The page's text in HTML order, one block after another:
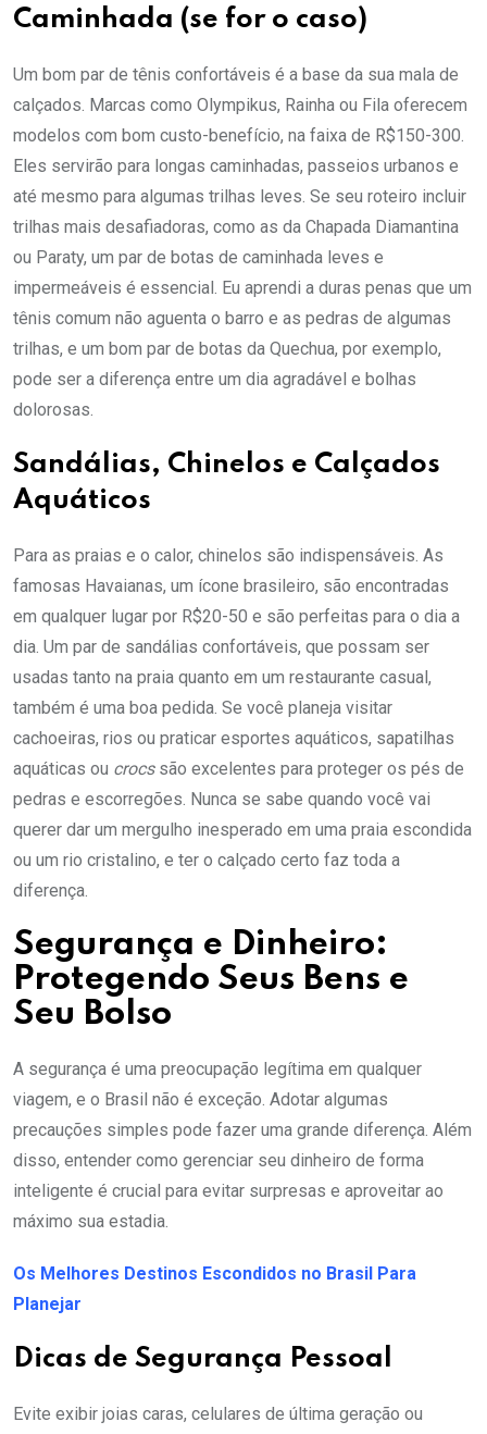
Caminhada (se for o caso)
Um bom par de tênis confortáveis é a base da sua mala de
calçados. Marcas como Olympikus, Rainha ou Fila oferecem
modelos com bom custo-benefício, na faixa de R$150-300.
Eles servirão para longas caminhadas, passeios urbanos e
até mesmo para algumas trilhas leves. Se seu roteiro incluir
trilhas mais desafiadoras, como as da Chapada Diamantina
ou Paraty, um par de botas de caminhada leves e
impermeáveis é essencial. Eu aprendi a duras penas que um
tênis comum não aguenta o barro e as pedras de algumas
trilhas, e um bom par de botas da Quechua, por exemplo,
pode ser a diferença entre um dia agradável e bolhas
dolorosas.
Sandálias, Chinelos e Calçados
Aquáticos
Para as praias e o calor, chinelos são indispensáveis. As
famosas Havaianas, um ícone brasileiro, são encontradas
em qualquer lugar por R$20-50 e são perfeitas para o dia a
dia. Um par de sandálias confortáveis, que possam ser
usadas tanto na praia quanto em um restaurante casual,
também é uma boa pedida. Se você planeja visitar
cachoeiras, rios ou praticar esportes aquáticos, sapatilhas
aquáticas ou crocssão excelentes para proteger os pés de
pedras e escorregões. Nunca se sabe quando você vai
querer dar um mergulho inesperado em uma praia escondida
ou um rio cristalino, e ter o calçado certo faz toda a
diferença.
Segurança e Dinheiro:
Protegendo Seus Bens e
Seu Bolso
A segurança é uma preocupação legítima em qualquer
viagem, e o Brasil não é exceção. Adotar algumas
precauções simples pode fazer uma grande diferença. Além
disso, entender como gerenciar seu dinheiro de forma
inteligente é crucial para evitar surpresas e aproveitar ao
máximo sua estadia.
Os Melhores Destinos Escondidos no Brasil Para
Planejar
Dicas de Segurança Pessoal
Evite exibir joias caras, celulares de última geração ou